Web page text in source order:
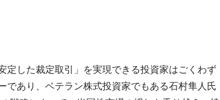
定した裁定取引」を実現できる投資家はごくわず
あり、ベテラン株式投資家でもある石村隼人氏